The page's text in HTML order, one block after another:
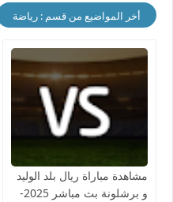
أخر المواضيع من قسم : رياضة
مشاهدة مباراة ريال بلد الوليد
و برشلونة بث مباشر 2025-